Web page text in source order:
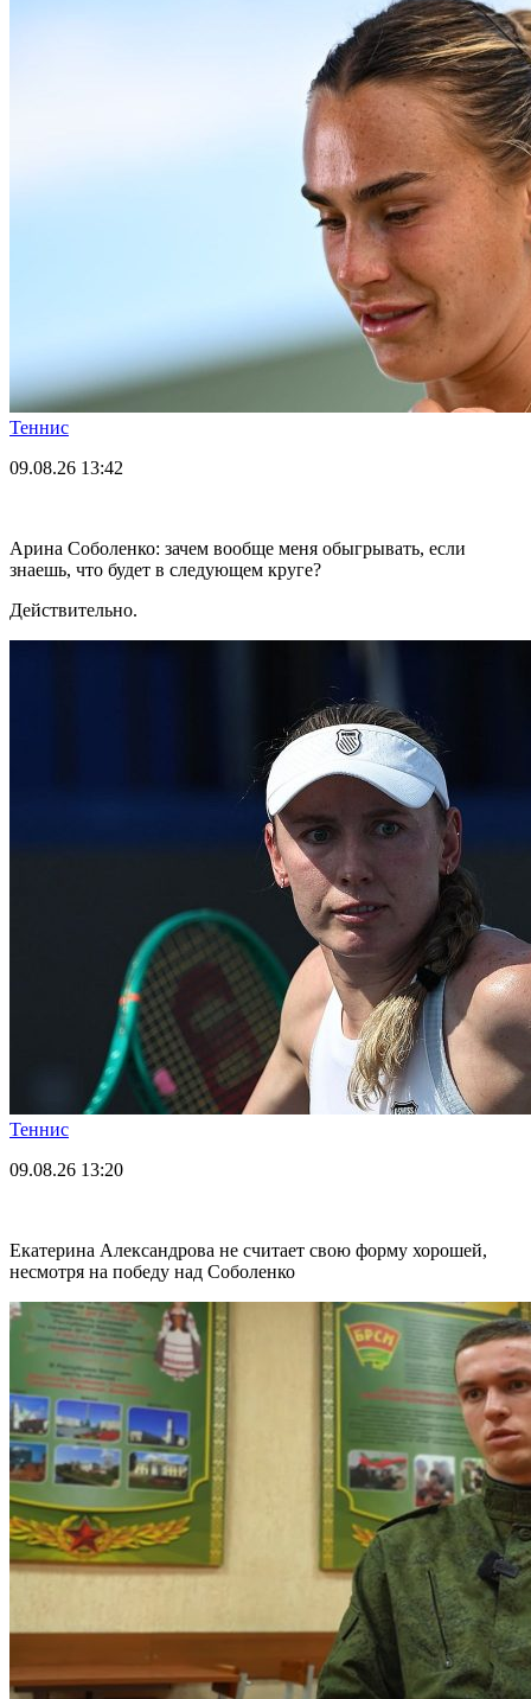
Теннис
09.08.26 13:42
Арина Соболенко: зачем вообще меня обыгрывать, если
знаешь, что будет в следующем круге?
Действительно.
Теннис
09.08.26 13:20
Екатерина Александрова не считает свою форму хорошей,
несмотря на победу над Соболенко